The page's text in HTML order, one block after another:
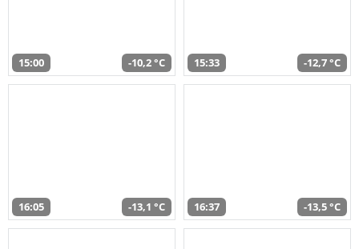
15:00 -10,2 °C 15:33 -12,7 °C
16:05 -13,1 °C 16:37 -13,5 °C